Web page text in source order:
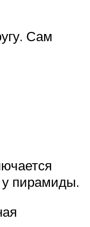
Сам
у пирамиды.